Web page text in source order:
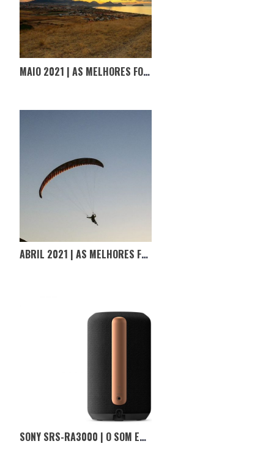
MAIO 2021 | AS MELHORES FOTOGRAFIAS D’#OPORTUGALINCRIVEL
ABRIL 2021 | AS MELHORES FOTOGRAFIAS D’#OPORTUGALINCRIVEL
SONY SRS-RA3000 | O SOM EM 360º